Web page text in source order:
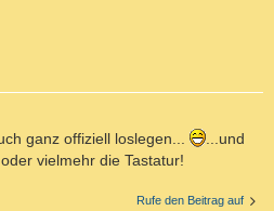
ganz offiziell loslegen...
...und
vielmehr die Tastatur!
Rufe den Beitrag auf